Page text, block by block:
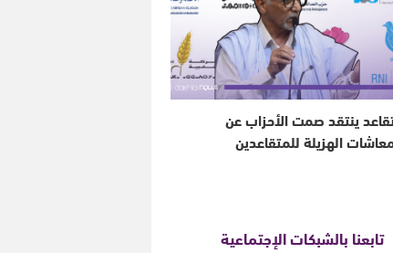
ينتقد صمت الأحزاب عن
الهزيلة للمتقاعدين
تابعنا بالشبكات الإجتماعية